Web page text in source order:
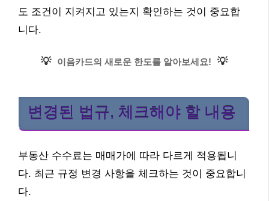
도 조건이 지켜지고 있는지 확인하는 것이 중요합
니다.
💡 이음카드의 새로운 한도를 알아보세요! 💡
변경된 법규, 체크해야 할 내용
부동산 수수료는 매매가에 따라 다르게 적용됩니
다. 최근 규정 변경 사항을 체크하는 것이 중요합니
다.